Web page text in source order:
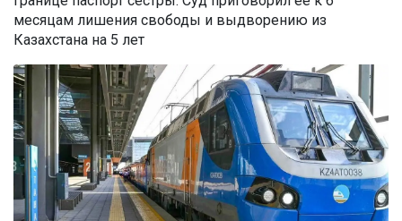
месяцам лишения свободы и выдворению из
Казахстана на 5 лет